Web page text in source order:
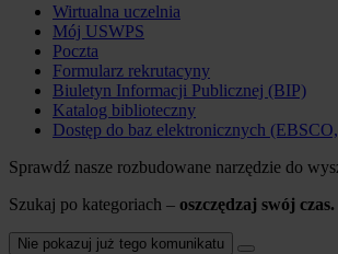
Wirtualna uczelnia
Mój USWPS
Poczta
Formularz rekrutacyny
Biuletyn Informacji Publicznej (BIP)
Katalog biblioteczny
Dostęp do baz elektronicznych
Sprawdź nasze rozbudowane narzędzie do
Szukaj po kategoriach – oszczędzaj swój czas.
Nie pokazuj już tego komunikatu